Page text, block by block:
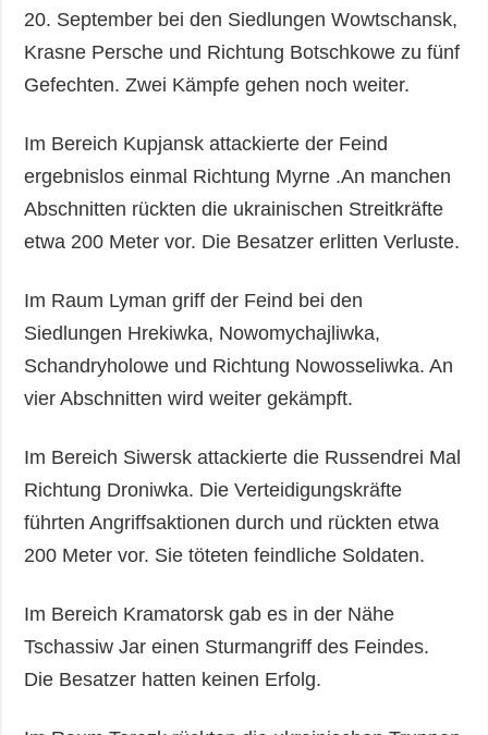
20. September bei den Siedlungen Wowtschansk,
Krasne Persche und Richtung Botschkowe zu fünf
Gefechten. Zwei Kämpfe gehen noch weiter.
Im Bereich Kupjansk attackierte der Feind
ergebnislos einmal Richtung Myrne .An manchen
Abschnitten rückten die ukrainischen Streitkräfte
etwa 200 Meter vor. Die Besatzer erlitten Verluste.
Im Raum Lyman griff der Feind bei den
Siedlungen Hrekiwka, Nowomychajliwka,
Schandryholowe und Richtung Nowosseliwka. An
vier Abschnitten wird weiter gekämpft.
Im Bereich Siwersk attackierte die Russendrei Mal
Richtung Droniwka. Die Verteidigungskräfte
führten Angriffsaktionen durch und rückten etwa
200 Meter vor. Sie töteten feindliche Soldaten.
Im Bereich Kramatorsk gab es in der Nähe
Tschassiw Jar einen Sturmangriff des Feindes.
Die Besatzer hatten keinen Erfolg.